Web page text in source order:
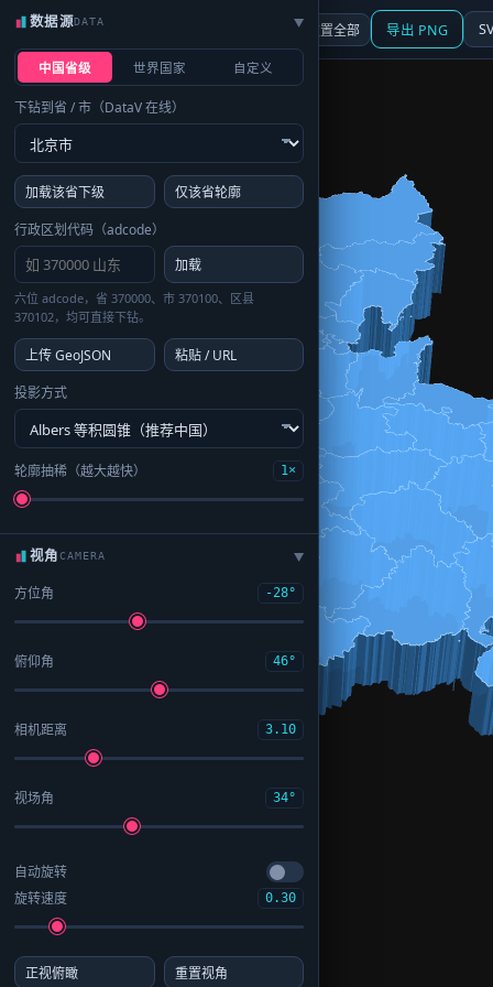
☰ 面板 地图 重置全部 导出 PNG
数据源DATA ▶
中国省级 世界国家 自定义
下钻到省 / 市（DataV 在线）
加载该省下级
仅该省轮廓
行政区划代码（adcode）
加载
六位 adcode，省 370000、市 370100、区县
370102，均可直接下钻。
上传 GeoJSON
粘贴 / URL
投影方式
轮廓抽稀（越大越快） 1×
视角CAMERA ▶
方位角 -28°
俯仰角 46°
相机距离 3.10
视场角 34°
自动旋转
旋转速度
0.30
正视俯瞰 重置视角